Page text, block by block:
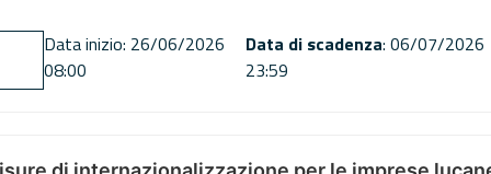
Data inizio: 26/06/2026
08:00
Data di scadenza: 06/07/2026
23:59